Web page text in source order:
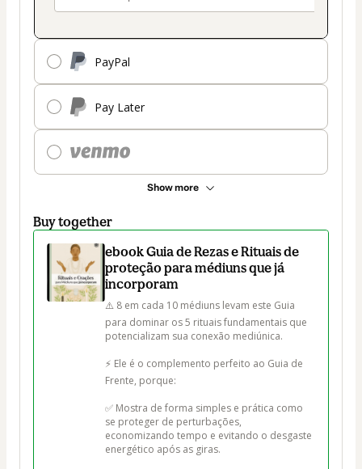
PayPal
Pay Later
Show more
Buy together
ebook Guia de Rezas e Rituais de
proteção para médiuns que já
incorporam
⚠️ 8 em cada 10 médiuns levam este Guia
para dominar os 5 rituais fundamentais que
potencializam sua conexão mediúnica.
⚡ Ele é o complemento perfeito ao Guia de
Frente, porque:
✅ Mostra de forma simples e prática como
se proteger de perturbações,
economizando tempo e evitando o desgaste
energético após as giras.